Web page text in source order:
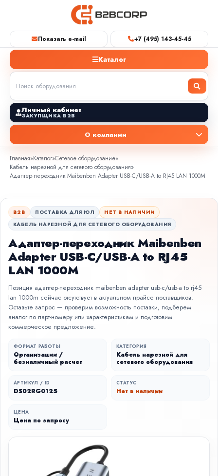
Показать e-mail +7 (495) 143-45-45
Каталог
Личный кабинет
ЗАКУПЩИКА B2B
О компании
Главная»Каталог»Сетевое оборудование»
Кабель нарезной для сетевого оборудования»
Адаптер-переходник Maibenben Adapter USB-C/USB-A to RJ45 LAN 1000M
B2B ПОСТАВКА ДЛЯ ЮЛ
НЕТ В НАЛИЧИИ
КАБЕЛЬ НАРЕЗНОЙ ДЛЯ СЕТЕВОГО ОБОРУДОВАНИЯ
Адаптер-переходник Maibenben
Adapter USB-C/USB-A to RJ45
LAN 1000M
Позиция адаптер-переходник maibenben adapter usb-c/usb-a to rj45
lan 1000m сейчас отсутствует в актуальном прайсе поставщиков.
Оставьте запрос — проверим возможность поставки, подберем
аналог по парт-номеру или характеристикам и подготовим
коммерческое предложение.
ФОРМАТ РАБОТЫ
Организации /
безналичный расчет
КАТЕГОРИЯ
Кабель нарезной для
сетевого оборудования
АРТИКУЛ / ID
DS02RG0125
СТАТУС
Нет в наличии
ЦЕНА
Цена по запросу